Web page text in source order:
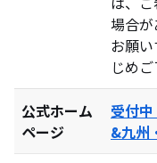
場合
お願
じめ
公式ホーム
ページ
受付
&九州